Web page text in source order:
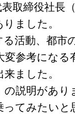
表取締役社長
ました。
る活動、都
変参考になる
ました。
の説明があり
ってみたいと